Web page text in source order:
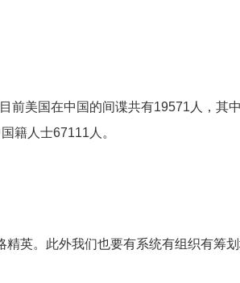
前美国在中国的间谍共有19571人，
籍人士67111人。
精英。此外我们也要有系统有组织有